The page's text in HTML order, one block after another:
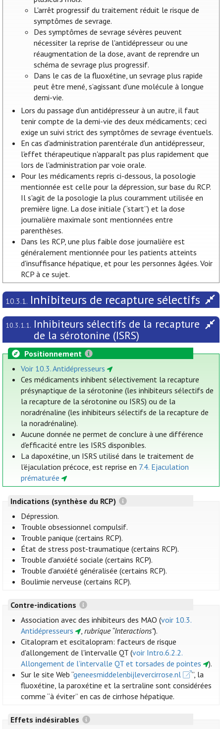
L'arrêt progressif du traitement réduit le risque de
symptômes de sevrage.
Des symptômes de sevrage sévères peuvent
nécessiter la reprise de l'antidépresseur ou une
réaugmentation de la dose, avant de reprendre un
schéma de sevrage plus progressif.
Dans le cas de la fluoxétine, un sevrage plus rapide
peut être mené, s’agissant d’une molécule à longue
demi-vie.
Lors du passage d’un antidépresseur à un autre, il faut
tenir compte de la demi-vie des deux médicaments; ceci
exige un suivi strict des symptômes de sevrage éventuels.
En cas d'administration parentérale d'un antidépresseur,
l'effet thérapeutique n'apparaît pas plus rapidement que
lors de l'administration par voie orale.
Pour les médicaments repris ci-dessous, la posologie
mentionnée est celle pour la dépression, sur base du RCP.
Il s'agit de la posologie la plus couramment utilisée en
première ligne. La dose initiale (“start”) et la dose
journalière maximale sont mentionnées entre
parenthèses.
Dans les RCP, une plus faible dose journalière est
généralement mentionnée pour les patients atteints
d'insuffisance hépatique, et pour les personnes âgées. Voir
RCP à ce sujet.
10.3.1. Inhibiteurs de recapture sélectifs
10.3.1.1. Inhibiteurs sélectifs de la recapture
de la sérotonine (ISRS)
Positionnement
Voir 10.3. Antidépresseurs
Ces médicaments inhibent sélectivement la recapture
présynaptique de la sérotonine (les inhibiteurs sélectifs de
la recapture de la sérotonine ou ISRS) ou de la
noradrénaline (les inhibiteurs sélectifs de la recapture de
la noradrénaline).
Aucune donnée ne permet de conclure à une différence
d'efficacité entre les ISRS disponibles.
La dapoxétine, un ISRS utilisé dans le traitement de
l'éjaculation précoce, est reprise en 7.4. Ejaculation
prématurée
Indications (synthèse du RCP)
Dépression.
Trouble obsessionnel compulsif.
Trouble panique (certains RCP).
État de stress post-traumatique (certains RCP).
Trouble d'anxiété sociale (certains RCP).
Trouble d'anxiété généralisée (certains RCP).
Boulimie nerveuse (certains RCP).
Contre-indications
Association avec des inhibiteurs des MAO (voir 10.3.
Antidépresseurs
, rubrique “Interactions”).
Citalopram et escitalopram: facteurs de risque
d'allongement de l'intervalle QT (voir Intro.6.2.2.
Allongement de l’intervalle QT et torsades de pointes
).
Sur le site Web “geneesmiddelenbijlevercirrose.nl
”, la
fluoxétine, la paroxétine et la sertraline sont considérées
comme “à éviter” en cas de cirrhose hépatique.
Effets indésirables